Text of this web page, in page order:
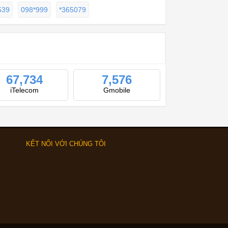
098*999 *365079
67,734
iTelecom
7,576
Gmobile
KẾT NỐI VỚI CHÚNG TÔI